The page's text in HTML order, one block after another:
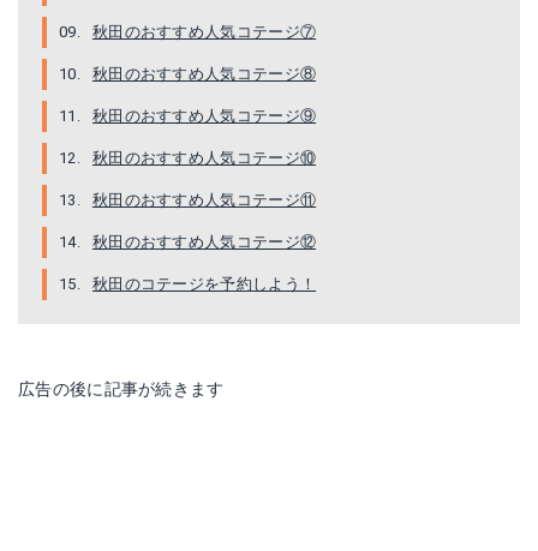
秋田のおすすめ人気コテージ⑦
秋田のおすすめ人気コテージ⑧
秋田のおすすめ人気コテージ⑨
秋田のおすすめ人気コテージ⑩
秋田のおすすめ人気コテージ⑪
秋田のおすすめ人気コテージ⑫
秋田のコテージを予約しよう！
広告の後に記事が続きます